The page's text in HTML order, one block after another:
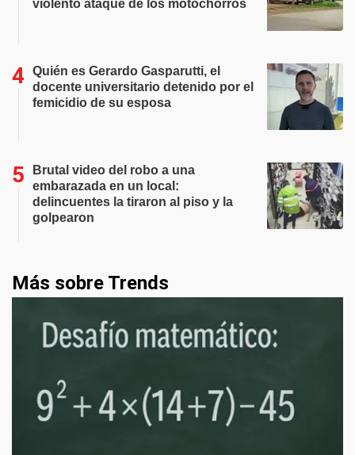
violento ataque de los motochorros
Quién es Gerardo Gasparutti, el
docente universitario detenido por el
femicidio de su esposa
Brutal video del robo a una
embarazada en un local:
delincuentes la tiraron al piso y la
golpearon
Más sobre Trends